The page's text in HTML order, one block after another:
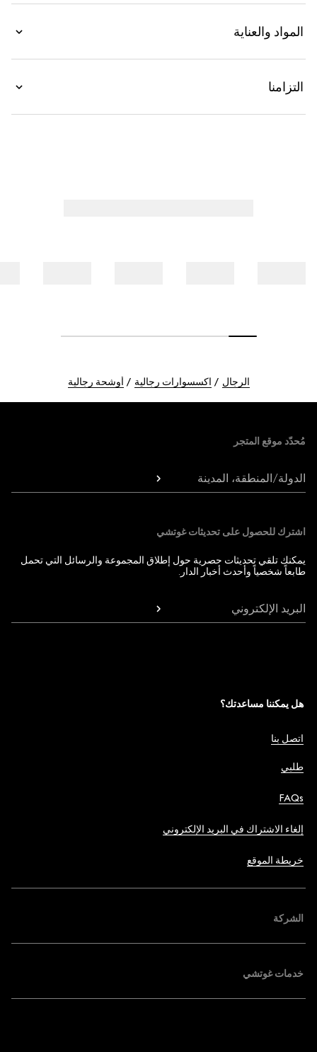
المواد والعناية
التزامنا
الرجال اكسسوارات رجالية أوشحة رجالية
مُحدّد موقع المتجر
الدولة/المنطقة، المدينة
اشترك للحصول على تحديثات غوتشي
يمكنك تلقي تحديثات حصرية حول إطلاق المجموعة والرسائل التي تحمل
طابعاً شخصياً وأحدث أخبار الدار.
البريد الإلكتروني
هل يمكننا مساعدتك؟
اتصل بنا
طلبي
FAQs
إلغاء الاشتراك في البريد الإلكتروني
خريطة الموقع
الشركة
خدمات غوتشي